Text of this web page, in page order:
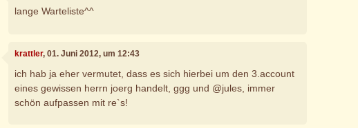
lange Warteliste^^
krattler, 01. Juni 2012, um 12:43
ich hab ja eher vermutet, dass es sich hierbei um den 3.account
eines gewissen herrn joerg handelt, ggg und @jules, immer
schön aufpassen mit re`s!